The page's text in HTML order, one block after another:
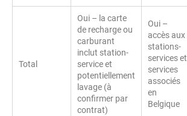
Total
Oui – la carte
de recharge ou
carburant
inclut station-
service et
potentiellement
lavage (à
confirmer par
contrat)
Oui –
accès aux
stations-
services et
services
associés
en
Belgique